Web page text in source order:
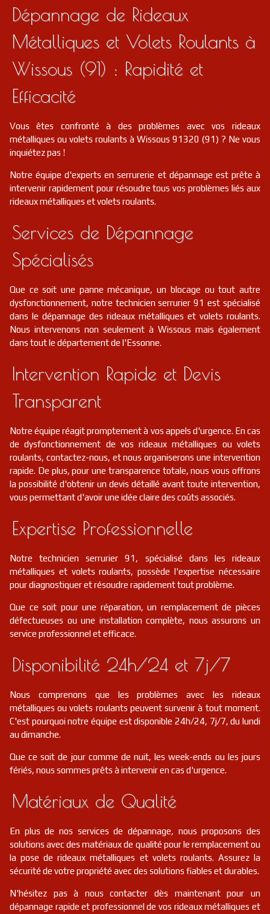
Dépannage de Rideaux
Métalliques et Volets Roulants à
Wissous (91) : Rapidité et
Efficacité
Vous êtes confronté à des problèmes avec vos rideaux
métalliques ou volets roulants à Wissous 91320 (91) ? Ne vous
inquiétez pas !
Notre équipe d'experts en serrurerie et dépannage est prête à
intervenir rapidement pour résoudre tous vos problèmes liés aux
rideaux métalliques et volets roulants.
Services de Dépannage
Spécialisés
Que ce soit une panne mécanique, un blocage ou tout autre
dysfonctionnement, notre technicien serrurier 91 est spécialisé
dans le dépannage des rideaux métalliques et volets roulants.
Nous intervenons non seulement à Wissous mais également
dans tout le département de l'Essonne.
Intervention Rapide et Devis
Transparent
Notre équipe réagit promptement à vos appels d'urgence. En cas
de dysfonctionnement de vos rideaux métalliques ou volets
roulants, contactez-nous, et nous organiserons une intervention
rapide. De plus, pour une transparence totale, nous vous offrons
la possibilité d'obtenir un devis détaillé avant toute intervention,
vous permettant d'avoir une idée claire des coûts associés.
Expertise Professionnelle
Notre technicien serrurier 91, spécialisé dans les rideaux
métalliques et volets roulants, possède l'expertise nécessaire
pour diagnostiquer et résoudre rapidement tout problème.
Que ce soit pour une réparation, un remplacement de pièces
défectueuses ou une installation complète, nous assurons un
service professionnel et efficace.
Disponibilité 24h/24 et 7j/7
Nous comprenons que les problèmes avec les rideaux
métalliques ou volets roulants peuvent survenir à tout moment.
C'est pourquoi notre équipe est disponible 24h/24, 7j/7, du lundi
au dimanche.
Que ce soit de jour comme de nuit, les week-ends ou les jours
fériés, nous sommes prêts à intervenir en cas d'urgence.
Matériaux de Qualité
En plus de nos services de dépannage, nous proposons des
solutions avec des matériaux de qualité pour le remplacement ou
la pose de rideaux métalliques et volets roulants. Assurez la
sécurité de votre propriété avec des solutions fiables et durables.
N'hésitez pas à nous contacter dès maintenant pour un
dépannage rapide et professionnel de vos rideaux métalliques et